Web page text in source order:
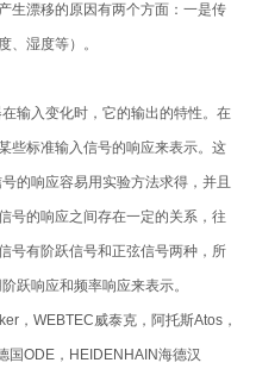
生漂移的原因有两个方面：一是传
、湿度等）。
输入变化时，它的输出的特性。在
些标准输入信号的响应来表示。这
的响应容易用实验方法求得，并且
号的响应之间存在一定的关系，往
号有阶跃信号和正弦信号两种，所
跃响应和频率响应来表示。
，WEBTEC威泰克，阿托斯Atos，
国ODE，HEIDENHAIN海德汉